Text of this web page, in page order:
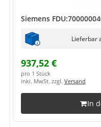
Siemens
Lieferbar
937,52 €
pro 1 Stück
inkl. MwSt. zzgl. Versand
In